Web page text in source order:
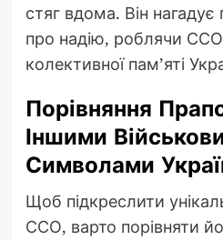
стяг вдома. Він
про надію, роблячи
колективної пам’яті
Порівняння
Іншими
Символами
Щоб підкреслити
ССО, варто порівняти